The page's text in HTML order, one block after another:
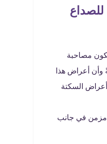
للصداع
مصاحبة
وأن أعراض هذا
أعراض السكتة
مزمن في جانب